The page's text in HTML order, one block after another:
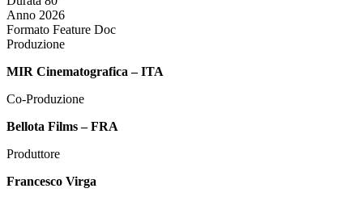
Anno 2026
Formato Feature Doc
Produzione
MIR Cinematografica – ITA
Co-Produzione
Bellota Films – FRA
Produttore
Francesco Virga